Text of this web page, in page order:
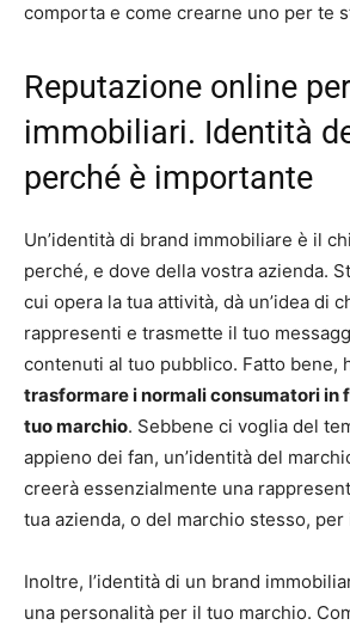
comporta e come crearne uno per te
Reputazione online per
immobiliari. Identità
perché è importante
Un’identità di brand immobiliare è il
perché, e dove della vostra azienda.
cui opera la tua attività, dà un’idea di
rappresenti e trasmette il tuo
contenuti al tuo pubblico. Fatto bene,
trasformare i normali consumatori in
tuo marchio. Sebbene ci voglia del
appieno dei fan, un’identità del
creerà essenzialmente una
tua azienda, o del marchio stesso, per
Inoltre, l’identità di un brand
una personalità per il tuo marchio.